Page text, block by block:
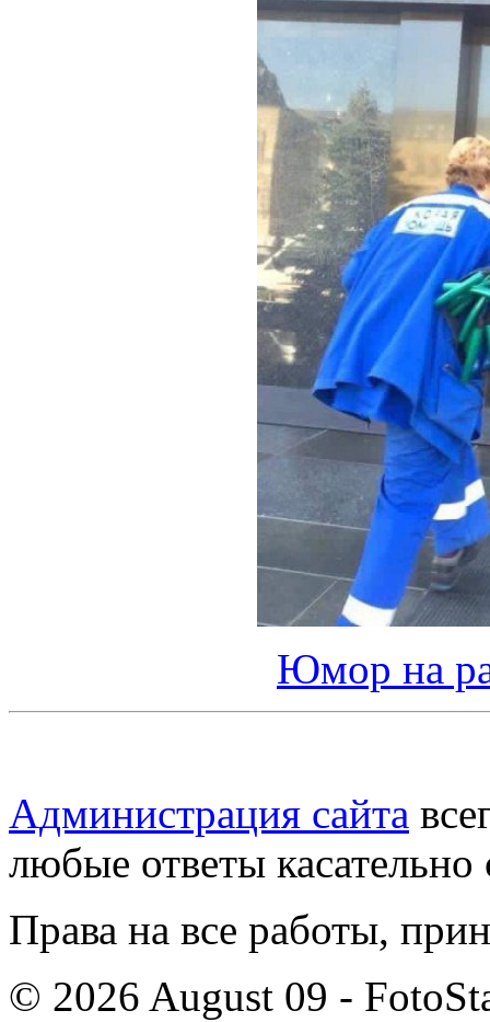
Юмор на
Администрация сайта
любые ответы касательно
Права на все работы,
© 2026 August 09 -